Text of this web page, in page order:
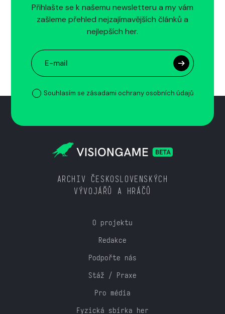
Přihlašte se k našemu newsletteru a my vám
zašleme přehled nejzajímavějších článků a
nejlepších her.
Souhlasím se zásadami ochrany osobních údajů
ARCHIV ČESKOSLOVENSKÝCH
VÝVOJÁŘŮ A HRÁČŮ
O projektu
Redakce
Podpořte nás
Stáž / Praxe
Pro média
Fyzická sbírka her